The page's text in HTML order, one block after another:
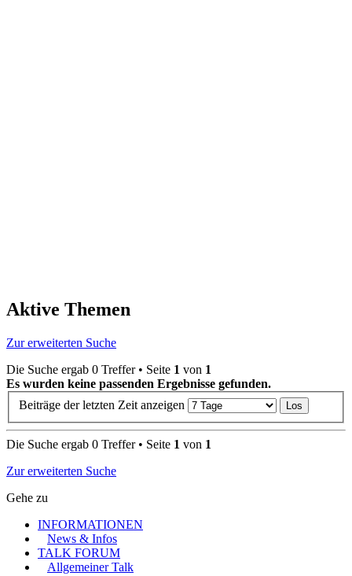
Aktive Themen
Zur erweiterten Suche
Die Suche ergab 0 Treffer • Seite 1 von 1
Es wurden keine passenden Ergebnisse gefunden.
Beiträge der letzten Zeit anzeigen
Die Suche ergab 0 Treffer • Seite 1 von 1
Zur erweiterten Suche
Gehe zu
INFORMATIONEN
News & Infos
TALK FORUM
Allgemeiner Talk